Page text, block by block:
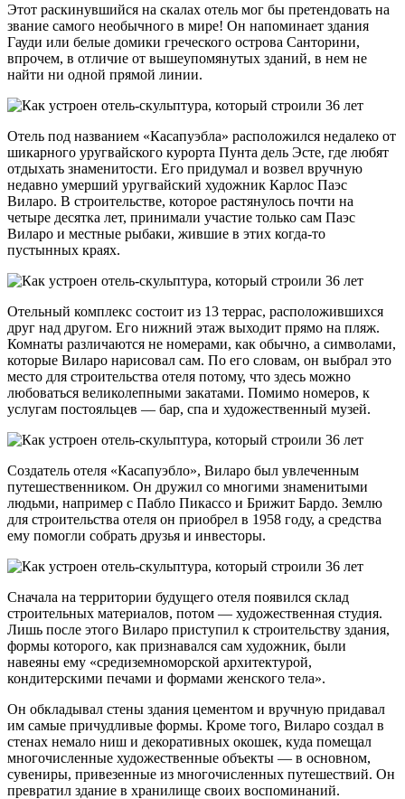
Этот раскинувшийся на скалах отель мог бы претендовать на
звание самого необычного в мире! Он напоминает здания
Гауди или белые домики греческого острова Санторини,
впрочем, в отличие от вышеупомянутых зданий, в нем не
найти ни одной прямой линии.
Отель под названием «Касапуэбла» расположился недалеко от
шикарного уругвайского курорта Пунта дель Эсте, где любят
отдыхать знаменитости. Его придумал и возвел вручную
недавно умерший уругвайский художник Карлос Паэс
Виларо. В строительстве, которое растянулось почти на
четыре десятка лет, принимали участие только сам Паэс
Виларо и местные рыбаки, жившие в этих когда-то
пустынных краях.
Отельный комплекс состоит из 13 террас, расположившихся
друг над другом. Его нижний этаж выходит прямо на пляж.
Комнаты различаются не номерами, как обычно, а символами,
которые Виларо нарисовал сам. По его словам, он выбрал это
место для строительства отеля потому, что здесь можно
любоваться великолепными закатами. Помимо номеров, к
услугам постояльцев — бар, спа и художественный музей.
Создатель отеля «Касапуэбло», Виларо был увлеченным
путешественником. Он дружил со многими знаменитыми
людьми, например с Пабло Пикассо и Брижит Бардо. Землю
для строительства отеля он приобрел в 1958 году, а средства
ему помогли собрать друзья и инвесторы.
Сначала на территории будущего отеля появился склад
строительных материалов, потом — художественная студия.
Лишь после этого Виларо приступил к строительству здания,
формы которого, как признавался сам художник, были
навеяны ему «средиземноморской архитектурой,
кондитерскими печами и формами женского тела».
Он обкладывал стены здания цементом и вручную придавал
им самые причудливые формы. Кроме того, Виларо создал в
стенах немало ниш и декоративных окошек, куда помещал
многочисленные художественные объекты — в основном,
сувениры, привезенные из многочисленных путешествий. Он
превратил здание в хранилище своих воспоминаний.